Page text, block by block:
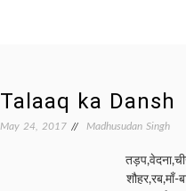
Talaaq ka Dansh
May 24, 2017 Madhusudan Singh
शौहर,रब,माँ-